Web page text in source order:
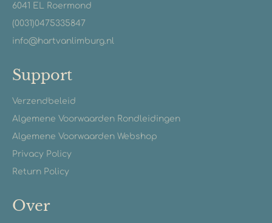
6041 EL Roermond
(0031)0475335847
info@hartvanlimburg.nl
Support
Verzendbeleid
Algemene Voorwaarden Rondleidingen
Algemene Voorwaarden Webshop
Privacy Policy
Return Policy
Over